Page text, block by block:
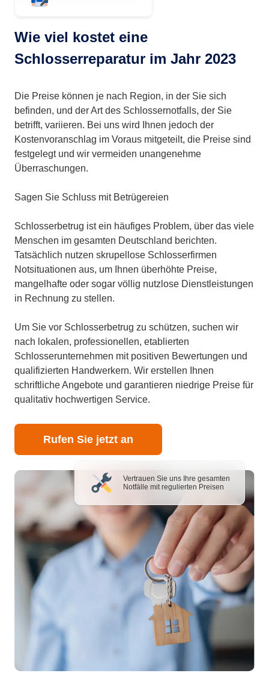
Wie viel kostet eine
Schlosserreparatur im Jahr 2023
Die Preise können je nach Region, in der Sie sich
befinden, und der Art des Schlossernotfalls, der Sie
betrifft, variieren. Bei uns wird Ihnen jedoch der
Kostenvoranschlag im Voraus mitgeteilt, die Preise sind
festgelegt und wir vermeiden unangenehme
Überraschungen.
Sagen Sie Schluss mit Betrügereien
Schlosserbetrug ist ein häufiges Problem, über das viele
Menschen im gesamten Deutschland berichten.
Tatsächlich nutzen skrupellose Schlosserfirmen
Notsituationen aus, um Ihnen überhöhte Preise,
mangelhafte oder sogar völlig nutzlose Dienstleistungen
in Rechnung zu stellen.
Um Sie vor Schlosserbetrug zu schützen, suchen wir
nach lokalen, professionellen, etablierten
Schlosserunternehmen mit positiven Bewertungen und
qualifizierten Handwerkern. Wir erstellen Ihnen
schriftliche Angebote und garantieren niedrige Preise für
qualitativ hochwertigen Service.
Rufen Sie jetzt an
Vertrauen Sie uns Ihre gesamten
Notfälle mit regulierten Preisen